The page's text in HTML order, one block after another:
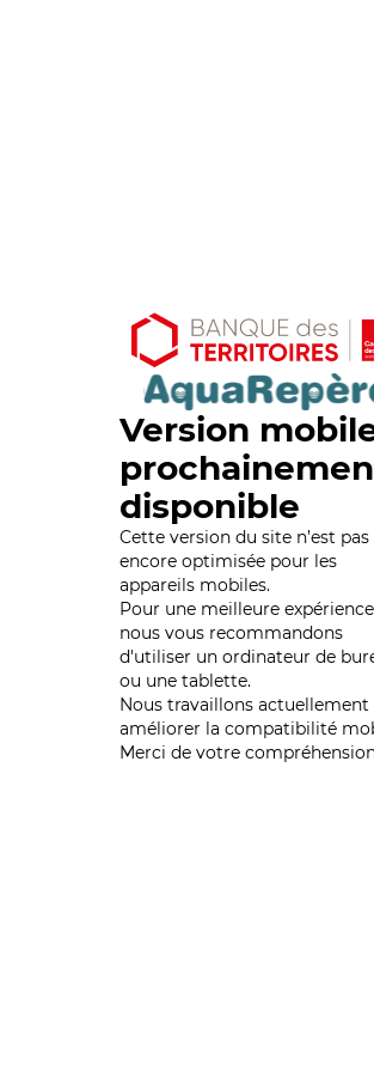
Version
disponible
Cette version du site n’est pas
encore optimisée pour les
appareils mobiles.
Pour une meilleure
nous vous recommandons
d'utiliser un ordinateur de
ou une tablette.
Nous travaillons actuellement
améliorer la compatibilité
Merci de votre